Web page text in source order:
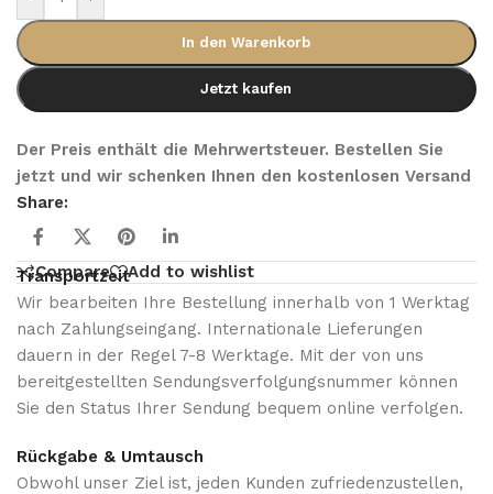
In den Warenkorb
Jetzt kaufen
Der Preis enthält die Mehrwertsteuer. Bestellen Sie
jetzt und wir schenken Ihnen den kostenlosen Versand
Share:
Compare Add to wishlist
Transportzeit
Wir bearbeiten Ihre Bestellung innerhalb von 1 Werktag
nach Zahlungseingang. Internationale Lieferungen
dauern in der Regel 7-8 Werktage. Mit der von uns
bereitgestellten Sendungsverfolgungsnummer können
Sie den Status Ihrer Sendung bequem online verfolgen.
Rückgabe & Umtausch
Obwohl unser Ziel ist, jeden Kunden zufriedenzustellen,